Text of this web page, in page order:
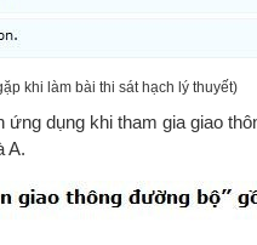
khi làm bài thi sát hạch lý thuyết)
dụng khi tham gia giao
A.